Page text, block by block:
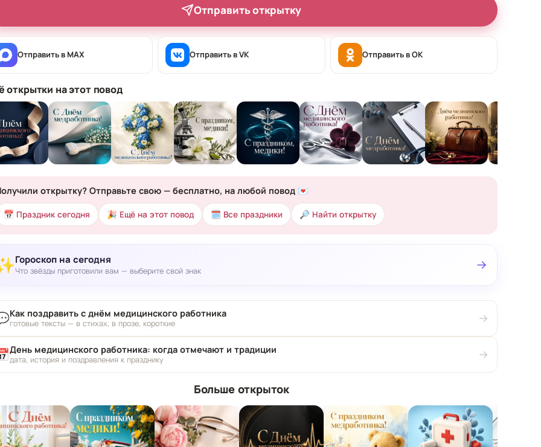
Отправить открытку
Отправить в MAX Отправить в VK Отправить в OK
открытки на этот повод
открытку? Отправьте свою — бесплатно, на любой повод 💌
📅 Праздник сегодня 🎉 Ещё на этот повод 🗓 Все праздники 🔎 Найти открытку
Гороскоп на сегодня
Что звёзды приготовили вам — выберите свой знак →
Как поздравить с днём медицинского работника
готовые тексты — в стихах, в прозе, короткие →
День медицинского работника: когда отмечают и традиции
дата, история и поздравления к празднику →
Больше открыток